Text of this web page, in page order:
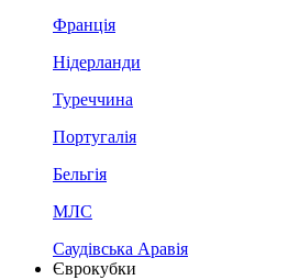
Франція
Нідерланди
Туреччина
Португалія
Бельгія
МЛС
Саудівська Аравія
Єврокубки